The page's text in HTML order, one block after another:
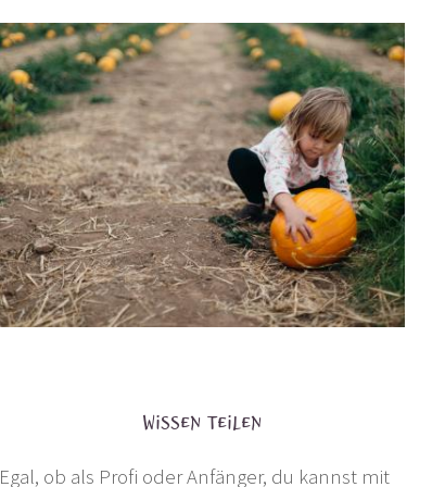
Wissen teilen
Egal, ob als Profi oder Anfänger, du kannst mit